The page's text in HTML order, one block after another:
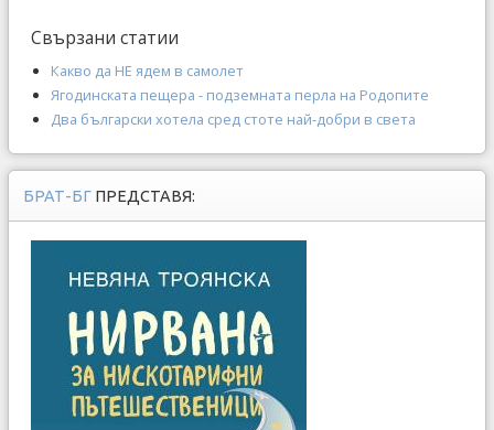
Свързани статии
Какво да НЕ ядем в самолет
Ягодинската пещера - подземната перла на Родопите
Два български хотела сред стоте най-добри в света
БРАТ-БГ ПРЕДСТАВЯ: